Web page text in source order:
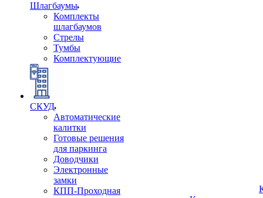
Шлагбаумы
Комплекты
шлагбаумов
Стрелы
Тумбы
Комплектующие
СКУД
Автоматические
калитки
Готовые решения
для паркинга
Доводчики
Электронные
замки
КПП-Проходная